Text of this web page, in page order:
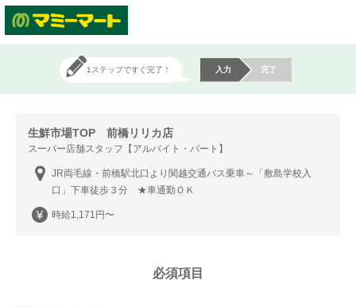
1ステップですぐ完了！ 入力 完了
生鮮市場TOP 前橋リリカ店
スーパー店舗スタッフ【アルバイト・パート】
JR両毛線・前橋駅北口より関越交通バス乗車～「敷島学校入
口」下車徒歩３分 ★車通勤ＯＫ
時給1,171円〜
必須項目